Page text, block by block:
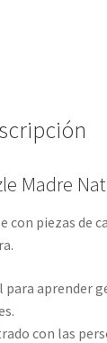
Madre
con piezas de
para aprender
con las